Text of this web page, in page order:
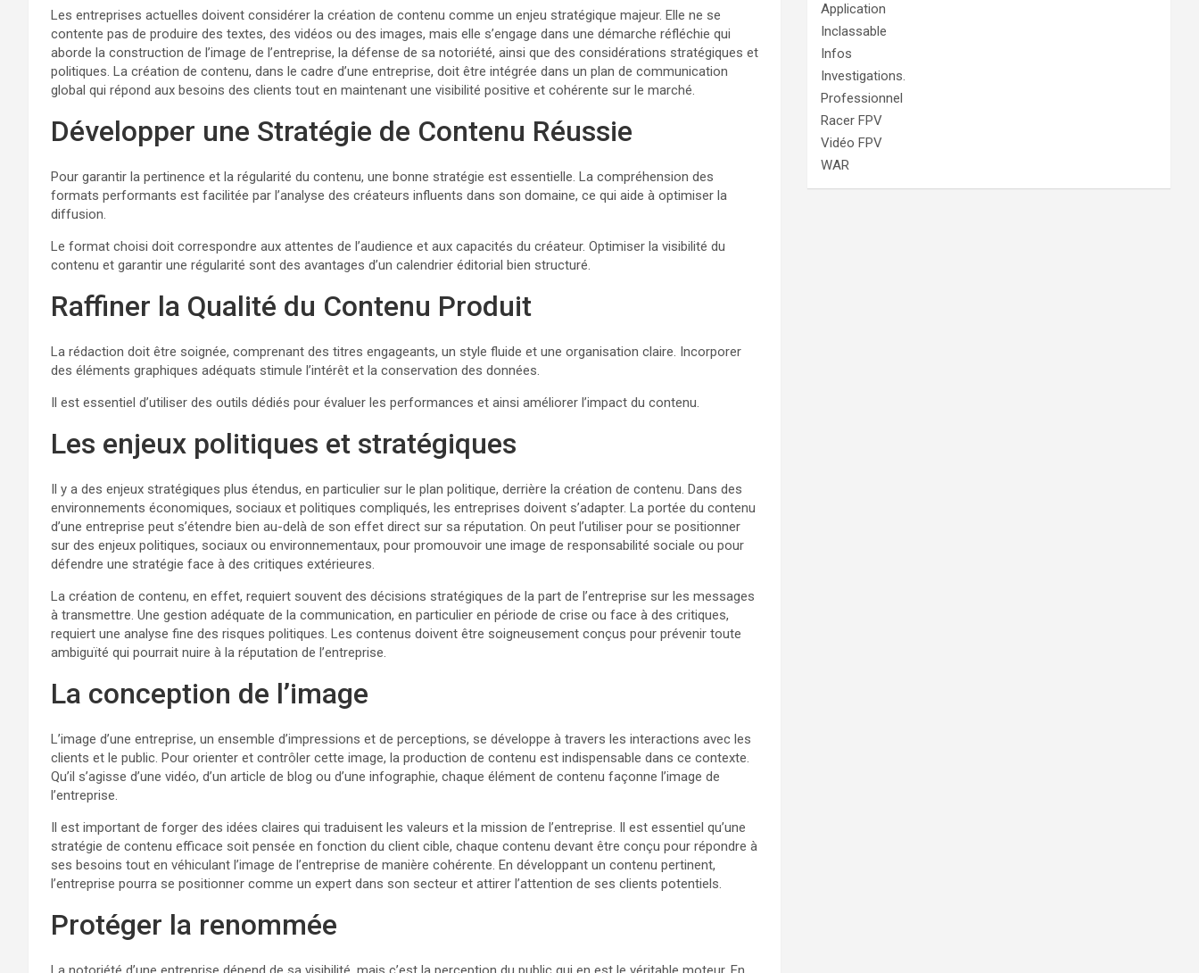
Les entreprises actuelles doivent considérer la création de contenu comme un enjeu stratégique majeur. Elle ne se
contente pas de produire des textes, des vidéos ou des images, mais elle s’engage dans une démarche réfléchie qui
aborde la construction de l’image de l’entreprise, la défense de sa notoriété, ainsi que des considérations stratégiques et
politiques. La création de contenu, dans le cadre d’une entreprise, doit être intégrée dans un plan de communication
global qui répond aux besoins des clients tout en maintenant une visibilité positive et cohérente sur le marché.
Développer une Stratégie de Contenu Réussie
Pour garantir la pertinence et la régularité du contenu, une bonne stratégie est essentielle. La compréhension des
formats performants est facilitée par l’analyse des créateurs influents dans son domaine, ce qui aide à optimiser la
diffusion.
Le format choisi doit correspondre aux attentes de l’audience et aux capacités du créateur. Optimiser la visibilité du
contenu et garantir une régularité sont des avantages d’un calendrier éditorial bien structuré.
Raffiner la Qualité du Contenu Produit
La rédaction doit être soignée, comprenant des titres engageants, un style fluide et une organisation claire. Incorporer
des éléments graphiques adéquats stimule l’intérêt et la conservation des données.
Il est essentiel d’utiliser des outils dédiés pour évaluer les performances et ainsi améliorer l’impact du contenu.
Les enjeux politiques et stratégiques
Il y a des enjeux stratégiques plus étendus, en particulier sur le plan politique, derrière la création de contenu. Dans des
environnements économiques, sociaux et politiques compliqués, les entreprises doivent s’adapter. La portée du contenu
d’une entreprise peut s’étendre bien au-delà de son effet direct sur sa réputation. On peut l’utiliser pour se positionner
sur des enjeux politiques, sociaux ou environnementaux, pour promouvoir une image de responsabilité sociale ou pour
défendre une stratégie face à des critiques extérieures.
La création de contenu, en effet, requiert souvent des décisions stratégiques de la part de l’entreprise sur les messages
à transmettre. Une gestion adéquate de la communication, en particulier en période de crise ou face à des critiques,
requiert une analyse fine des risques politiques. Les contenus doivent être soigneusement conçus pour prévenir toute
ambiguïté qui pourrait nuire à la réputation de l’entreprise.
La conception de l’image
L’image d’une entreprise, un ensemble d’impressions et de perceptions, se développe à travers les interactions avec les
clients et le public. Pour orienter et contrôler cette image, la production de contenu est indispensable dans ce contexte.
Qu’il s’agisse d’une vidéo, d’un article de blog ou d’une infographie, chaque élément de contenu façonne l’image de
l’entreprise.
Il est important de forger des idées claires qui traduisent les valeurs et la mission de l’entreprise. Il est essentiel qu’une
stratégie de contenu efficace soit pensée en fonction du client cible, chaque contenu devant être conçu pour répondre à
ses besoins tout en véhiculant l’image de l’entreprise de manière cohérente. En développant un contenu pertinent,
l’entreprise pourra se positionner comme un expert dans son secteur et attirer l’attention de ses clients potentiels.
Protéger la renommée
Application
Inclassable
Infos
Investigations.
Professionnel
Racer FPV
Vidéo FPV
WAR